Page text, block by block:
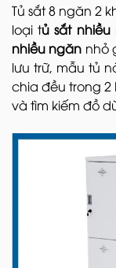
Tủ sắt 8 ngăn 2
loại tủ sắt nhiều
nhiều ngăn nhỏ
lưu trữ, mẫu tủ
chia đều trong
và tìm kiếm đồ